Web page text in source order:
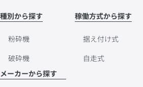
種別から探す
粉砕機
破砕機
稼働方式から探す
据え付け式
自走式
メーカーから探す